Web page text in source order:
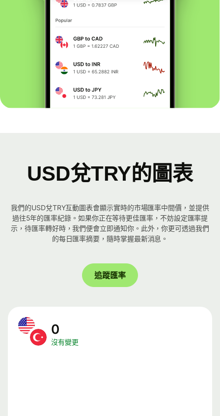
USD兌TRY的圖表
我們的USD兌TRY互動圖表會顯示實時的市場匯率中間價，並提供
過往5年的匯率紀錄。如果你正在等待更佳匯率，不妨設定匯率提
示，待匯率轉好時，我們便會立即通知你。此外，你更可透過我們
的每日匯率摘要，隨時掌握最新消息。
追蹤匯率
0
沒有變更